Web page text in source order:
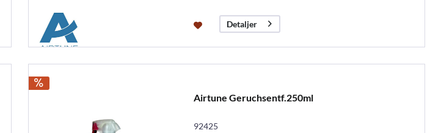
Detaljer
Airtune Geruchsentf.250ml
92425